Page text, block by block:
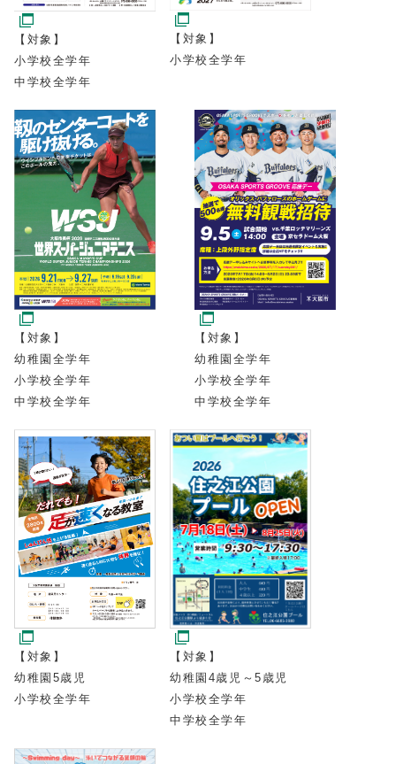
【対象】
小学校全学年
中学校全学年
【対象】
小学校全学年
【対象】
幼稚園全学年
小学校全学年
中学校全学年
【対象】
幼稚園全学年
小学校全学年
中学校全学年
【対象】
幼稚園5歳児
小学校全学年
【対象】
幼稚園4歳児～5歳児
小学校全学年
中学校全学年